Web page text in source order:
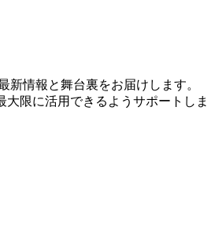
新情報と舞台裏をお届けします。
大限に活用できるようサポートしま